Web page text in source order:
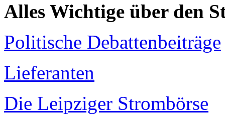
Alles Wichtige über den
Politische Debattenbeiträge
Lieferanten
Die Leipziger Strombörse